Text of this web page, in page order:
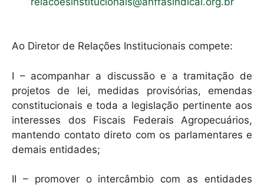
Ao Diretor de Relações Institucionais compete:
I – acompanhar a discussão e a tramitação de
projetos de lei, medidas provisórias, emendas
constitucionais e toda a legislação pertinente aos
interesses dos Fiscais Federais Agropecuários,
mantendo contato direto com os parlamentares e
demais entidades;
II – promover o intercâmbio com as entidades